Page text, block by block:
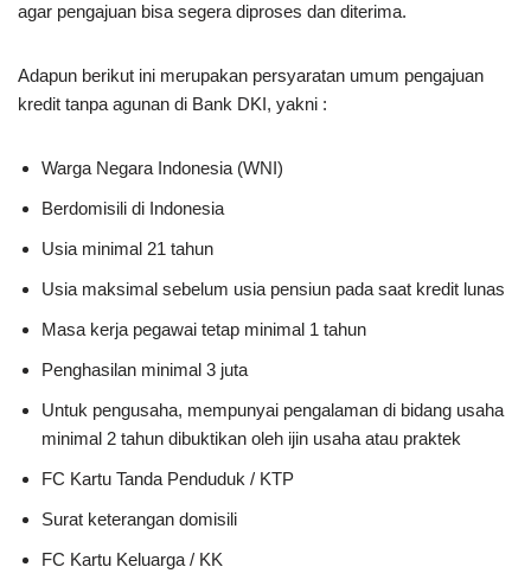
agar pengajuan bisa segera diproses dan diterima.
Adapun berikut ini merupakan persyaratan umum pengajuan
kredit tanpa agunan di Bank DKI, yakni :
Warga Negara Indonesia (WNI)
Berdomisili di Indonesia
Usia minimal 21 tahun
Usia maksimal sebelum usia pensiun pada saat kredit lunas
Masa kerja pegawai tetap minimal 1 tahun
Penghasilan minimal 3 juta
Untuk pengusaha, mempunyai pengalaman di bidang usaha
minimal 2 tahun dibuktikan oleh ijin usaha atau praktek
FC Kartu Tanda Penduduk / KTP
Surat keterangan domisili
FC Kartu Keluarga / KK